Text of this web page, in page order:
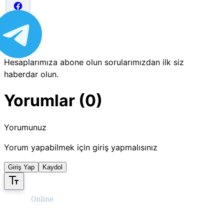
Hesaplarımıza abone olun sorularımızdan ilk siz
haberdar olun.
Yorumlar (0)
Yorumunuz
Yorum yapabilmek için giriş yapmalısınız
Giriş Yap Kaydol